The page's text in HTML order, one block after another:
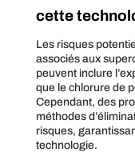
cette
Les risques
associés aux
peuvent inclure
que le chlorure de
Cependant, des
méthodes
risques,
technologie.